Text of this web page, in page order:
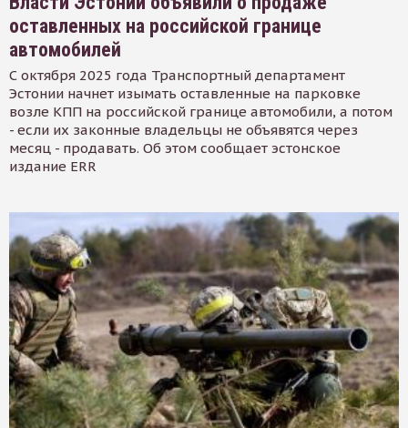
оставленных на российской границе
автомобилей
С октября 2025 года Транспортный департамент
Эстонии начнет изымать оставленные на парковке
возле КПП на российской границе автомобили, а потом
- если их законные владельцы не объявятся через
месяц - продавать. Об этом сообщает эстонское
издание ERR